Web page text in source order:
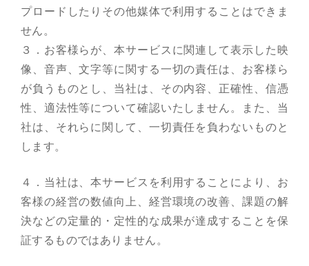
プロードしたりその他媒体で利用することはできま
せん。
３．お客様らが、本サービスに関連して表示した映
像、音声、文字等に関する一切の責任は、お客様ら
が負うものとし、当社は、その内容、正確性、信憑
性、適法性等について確認いたしません。また、当
社は、それらに関して、一切責任を負わないものと
します。
４．当社は、本サービスを利用することにより、お
客様の経営の数値向上、経営環境の改善、課題の解
決などの定量的・定性的な成果が達成することを保
証するものではありません。